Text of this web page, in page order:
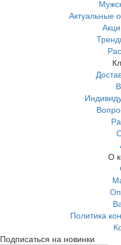
Актуальные
О
Политика
Подписаться на новинки